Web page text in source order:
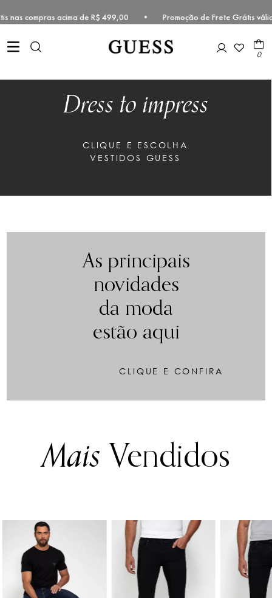
nas compras acima de R$ 499,00 • Promoção de Frete
0
Dress to impress
CLIQUE E ESCOLHA
VESTIDOS GUESS
As principais
novidades
da moda
estão aqui
CLIQUE E CONFIRA
Mais Vendidos